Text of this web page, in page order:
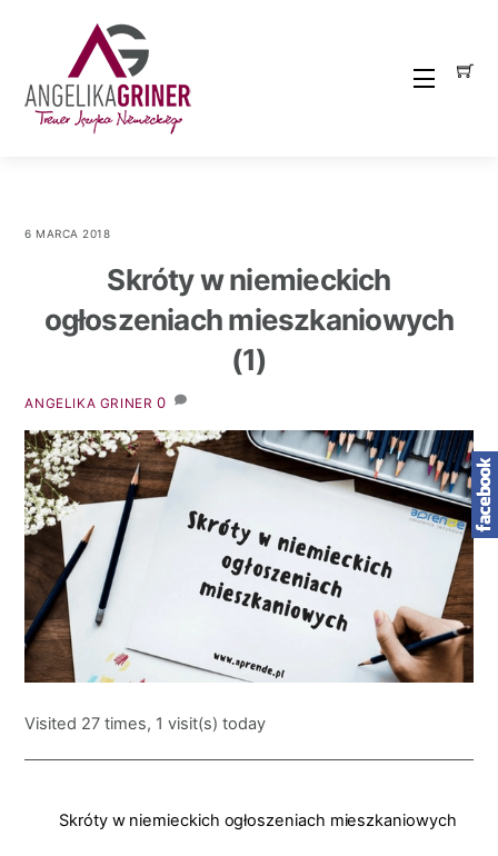
Menu
6 MARCA 2018
Skróty w niemieckich
ogłoszeniach mieszkaniowych
(1)
ANGELIKA GRINER 0
Visited 27 times, 1 visit(s) today
Skróty w niemieckich ogłoszeniach mieszkaniowych